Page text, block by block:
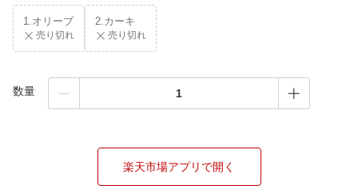
1.オリーブ
売り切れ
2.カーキ
売り切れ
数量
楽天市場アプリで開く